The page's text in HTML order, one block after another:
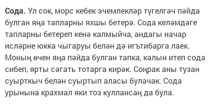
Сода. Ул сок, морс кебек эчемлекләр түгелгәч пәйда
булган яңа тапларны яхшы бетерә. Сода келәмдәге
тапларны бетереп кенә калмыйча, андагы начар
исләрне юкка чыгаруы белән дә игътибарга лаек.
Моның өчен яңа пәйда булган тапка, калын итеп сода
сибеп, ярты сәгать тотарга кирәк. Соңрак аны тузан
суырткыч белән суыртып аласы булачак. Сода
урынына крахмал яки тоз куллансаң да була.